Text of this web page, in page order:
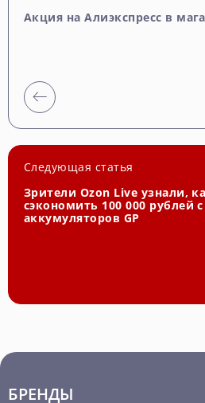
Акция на Алиэкспресс в
Следующая статья
Зрители Ozon Live узнали,
сэкономить 100 000 рублей
аккумуляторов GP
БРЕНДЫ